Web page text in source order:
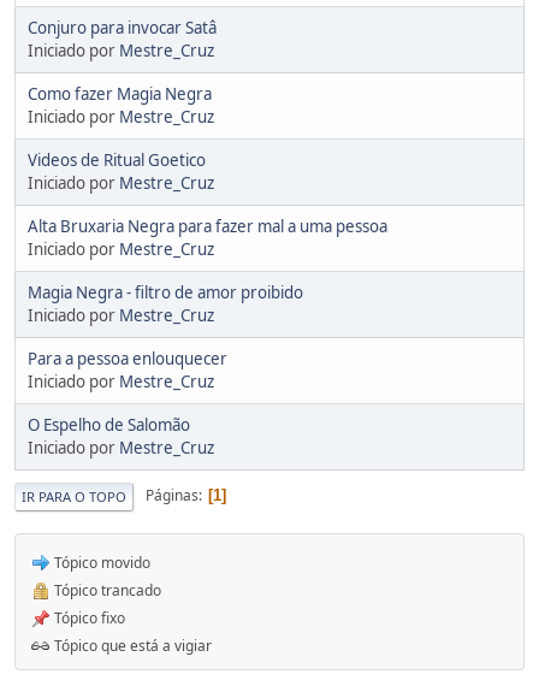
Conjuro para invocar Satâ
Iniciado por Mestre_Cruz
Como fazer Magia Negra
Iniciado por Mestre_Cruz
Videos de Ritual Goetico
Iniciado por Mestre_Cruz
Alta Bruxaria Negra para fazer mal a uma pessoa
Iniciado por Mestre_Cruz
Magia Negra - filtro de amor proibido
Iniciado por Mestre_Cruz
Para a pessoa enlouquecer
Iniciado por Mestre_Cruz
O Espelho de Salomão
Iniciado por Mestre_Cruz
IR PARA O TOPO Páginas 1
Tópico movido
Tópico trancado
Tópico fixo
Tópico que está a vigiar